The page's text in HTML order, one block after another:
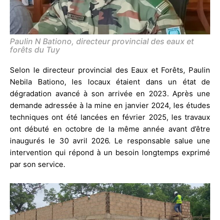
Paulin N Bationo, directeur provincial des eaux et
forêts du Tuy
Selon le directeur provincial des Eaux et Forêts, Paulin
Nebila Bationo, les locaux étaient dans un état de
dégradation avancé à son arrivée en 2023. Après une
demande adressée à la mine en janvier 2024, les études
techniques ont été lancées en février 2025, les travaux
ont débuté en octobre de la même année avant d’être
inaugurés le 30 avril 2026. Le responsable salue une
intervention qui répond à un besoin longtemps exprimé
par son service.